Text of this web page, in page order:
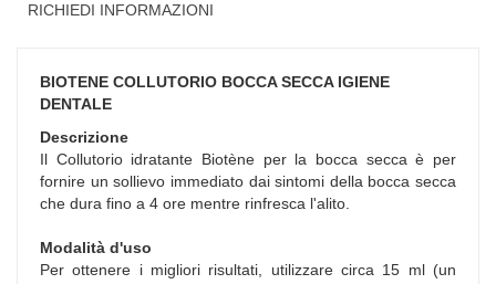
RICHIEDI INFORMAZIONI
BIOTENE COLLUTORIO BOCCA SECCA IGIENE
DENTALE
Descrizione
Il Collutorio idratante Biotène per la bocca secca è per
fornire un sollievo immediato dai sintomi della bocca secca
che dura fino a 4 ore mentre rinfresca l'alito.
Modalità d'uso
Per ottenere i migliori risultati, utilizzare circa 15 ml (un